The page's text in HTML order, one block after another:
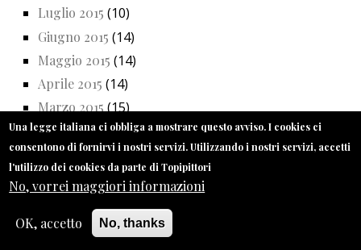
Luglio 2015 (10)
Giugno 2015 (14)
Maggio 2015 (14)
Aprile 2015 (14)
Marzo 2015(15)
Febbraio 2015(16)
Gennaio 2015(12)
Dicembre 2014(13)
Ottobre 2014(20)
Una legge italiana ci obbliga a mostrare questo avviso. I cookies ci
consentono di fornirvi i nostri servizi. Utilizzando i nostri servizi, accetti
l'utilizzo dei cookies da parte di Topipittori
No, vorrei maggiori informazioni
OK, accetto No, thanks